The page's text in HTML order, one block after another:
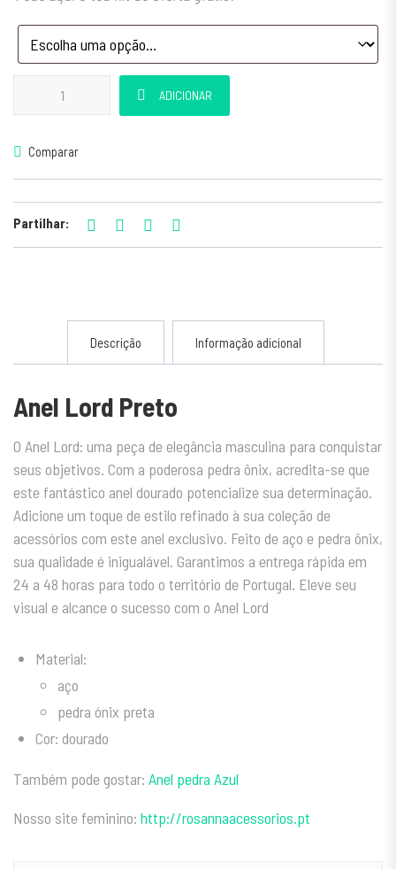
Quantidade de Anel Lord PretoADICIONAR
Comparar
Partilhar:
Descrição Informação adicional
Anel Lord Preto
O Anel Lord: uma peça de elegância masculina para conquistar
seus objetivos. Com a poderosa pedra ônix, acredita-se que
este fantástico anel dourado potencialize sua determinação.
Adicione um toque de estilo refinado à sua coleção de
acessórios com este anel exclusivo. Feito de aço e pedra ônix,
sua qualidade é inigualável. Garantimos a entrega rápida em
24 a 48 horas para todo o território de Portugal. Eleve seu
visual e alcance o sucesso com o Anel Lord
Material:
aço
pedra ónix preta
Cor: dourado
Também pode gostar: Anel pedra Azul
Nosso site feminino: http://rosannaacessorios.pt